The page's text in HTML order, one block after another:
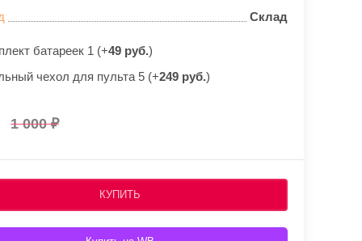
Склад
батареек 1 (+49 руб.)
чехол для пульта 5 (+249 руб.)
1 000
КУПИТЬ